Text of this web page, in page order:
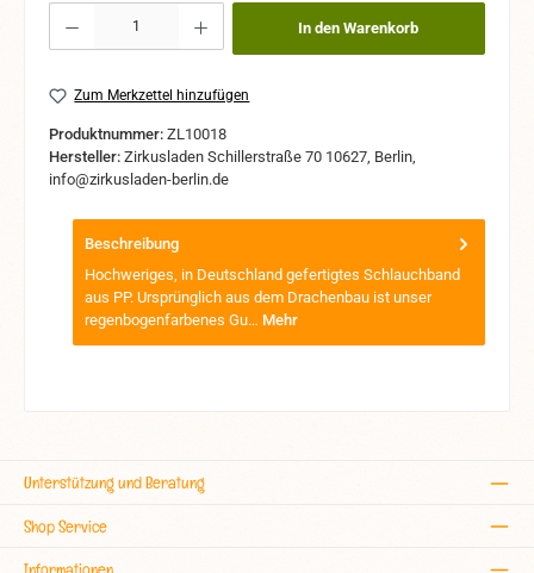
Produkt Anzahl: Gib den gewünschten Wert ein oder benutze die Schaltflächen
In den Warenkorb
Zum Merkzettel hinzufügen
Produktnummer: ZL10018
Hersteller: Zirkusladen Schillerstraße 70 10627, Berlin,
info@zirkusladen-berlin.de
Beschreibung
Hochweriges, in Deutschland gefertigtes Schlauchband
aus PP. Ursprünglich aus dem Drachenbau ist unser
regenbogenfarbenes Gu… Mehr
Unterstützung und Beratung
Shop Service